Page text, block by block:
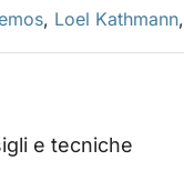
, Loel Kathmann,
e tecniche